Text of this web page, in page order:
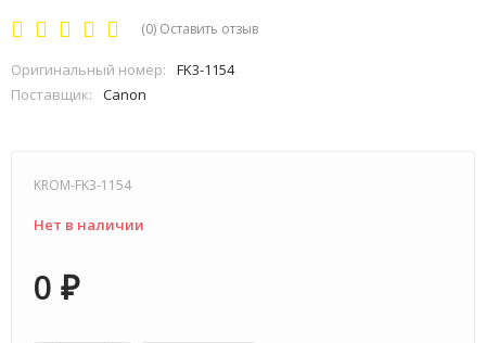
(0) Оставить отзыв
Оригинальный номер:
FK3-1154
Поставщик:
Canon
KROM-FK3-1154
Нет в наличии
0 ₽